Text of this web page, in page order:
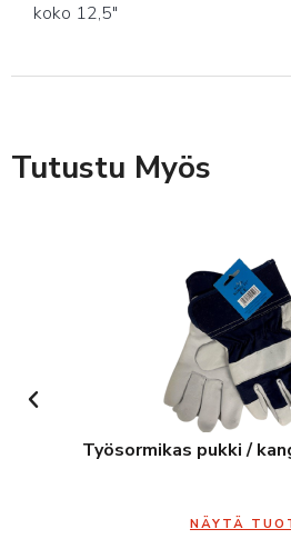
koko 12,5″
Tutustu Myös
Työsormikas pukki /
NÄYTÄ